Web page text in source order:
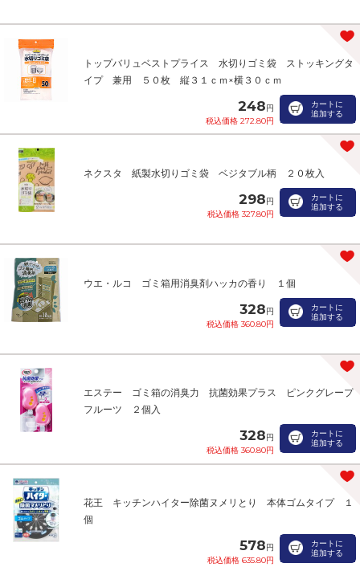
トップバリュベストプライス 水切りゴミ袋 ストッキングタ
イプ 兼用 ５０枚 縦３１ｃｍ×横３０ｃｍ
248円
税込価格 272.80円
カートに
追加する
ネクスタ 紙製水切りゴミ袋 ベジタブル柄 ２０枚入
298円
税込価格 327.80円
カートに
追加する
ウエ・ルコ ゴミ箱用消臭剤ハッカの香り １個
328円
税込価格 360.80円
カートに
追加する
エステー ゴミ箱の消臭力 抗菌効果プラス ピンクグレープ
フルーツ ２個入
328円
税込価格 360.80円
カートに
追加する
花王 キッチンハイター除菌ヌメリとり 本体ゴムタイプ １
個
578円
税込価格 635.80円
カートに
追加する